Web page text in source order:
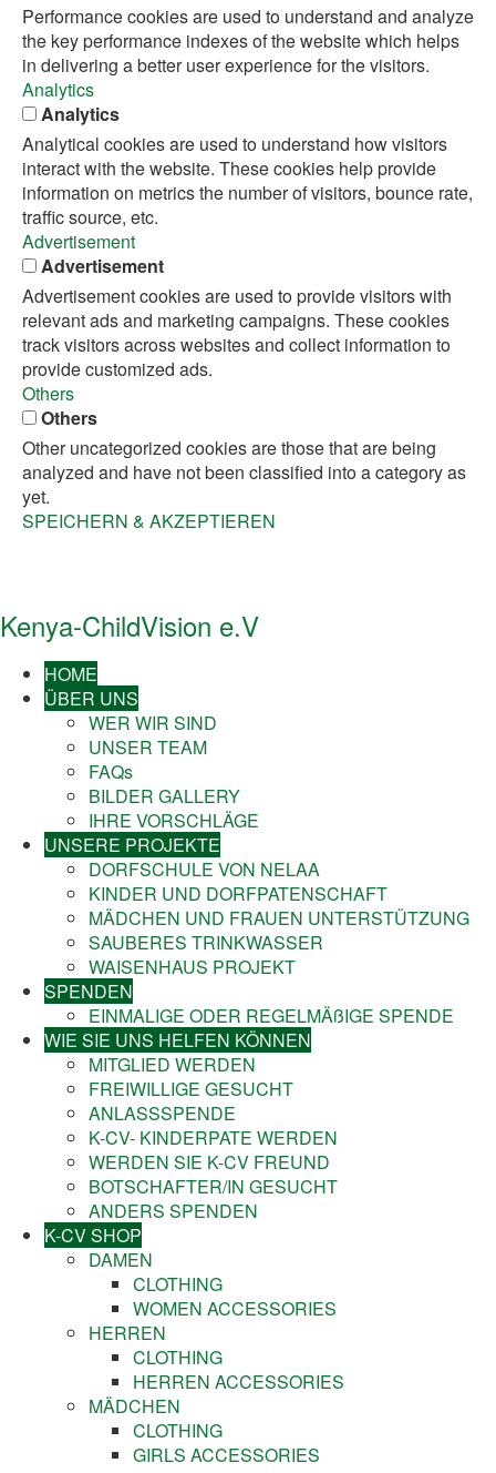
Performance cookies are used to understand and analyze
the key performance indexes of the website which helps
in delivering a better user experience for the visitors.
Analytics
Analytics
Analytical cookies are used to understand how visitors
interact with the website. These cookies help provide
information on metrics the number of visitors, bounce rate,
traffic source, etc.
Advertisement
Advertisement
Advertisement cookies are used to provide visitors with
relevant ads and marketing campaigns. These cookies
track visitors across websites and collect information to
provide customized ads.
Others
Others
Other uncategorized cookies are those that are being
analyzed and have not been classified into a category as
yet.
SPEICHERN & AKZEPTIEREN
Kenya-ChildVision e.V
HOME
ÜBER UNS
WER WIR SIND
UNSER TEAM
FAQs
BILDER GALLERY
IHRE VORSCHLÄGE
UNSERE PROJEKTE
DORFSCHULE VON NELAA
KINDER UND DORFPATENSCHAFT
MÄDCHEN UND FRAUEN UNTERSTÜTZUNG
SAUBERES TRINKWASSER
WAISENHAUS PROJEKT
SPENDEN
EINMALIGE ODER REGELMÄßIGE SPENDE
WIE SIE UNS HELFEN KÖNNEN
MITGLIED WERDEN
FREIWILLIGE GESUCHT
ANLASSSPENDE
K-CV- KINDERPATE WERDEN
WERDEN SIE K-CV FREUND
BOTSCHAFTER/IN GESUCHT
ANDERS SPENDEN
K-CV SHOP
DAMEN
CLOTHING
WOMEN ACCESSORIES
HERREN
CLOTHING
HERREN ACCESSORIES
MÄDCHEN
CLOTHING
GIRLS ACCESSORIES